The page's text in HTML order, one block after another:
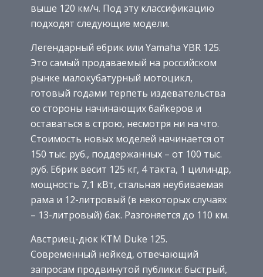
выше 120 км/ч. Под эту классификацию
подходят следующие модели.
Легендарный ебрик или Yamaha YBR 125.
Это самый продаваемый на российском
рынке малокубатурный мотоцикл,
готовый годами терпеть издевательства
со стороны начинающих байкеров и
оставаться в строю, несмотря ни на что.
Стоимость новых моделей начинается от
150 тыс. руб., поддержанных – от 100 тыс.
руб. Ебрик весит 125 кг, 4 такта, 1 цилиндр,
мощность 7,1 кВт, стальная неубиваемая
рама и 12-литровый (в некоторых случаях
– 13-литровый) бак. Разгоняется до 110 км.
Австриец-дюк KTM Duke 125.
Современный нейкед, отвечающий
запросам продвинутой публики: быстрый,